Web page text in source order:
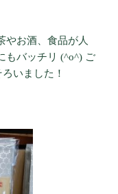
やお酒、食品が人
もバッチリ (^o^) ご
いました！